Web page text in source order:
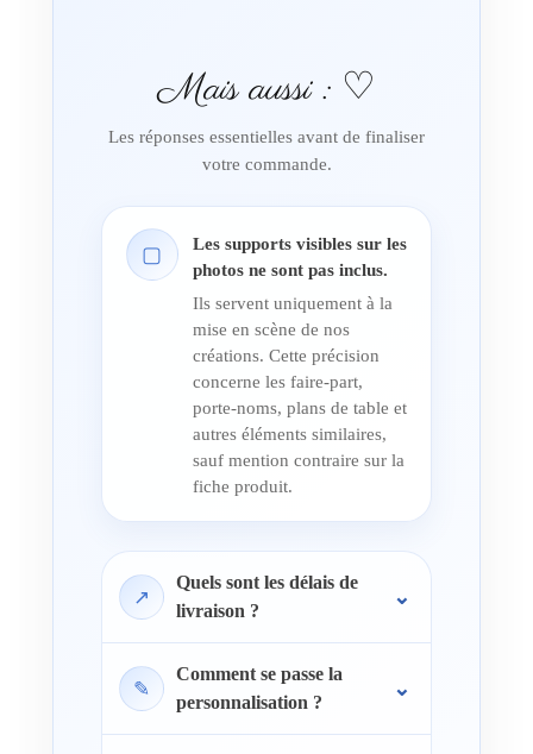
Mais aussi : ♡
Les réponses essentielles avant de finaliser
votre commande.
▢
Les supports visibles sur les
photos ne sont pas inclus.
Ils servent uniquement à la
mise en scène de nos
créations. Cette précision
concerne les faire-part,
porte-noms, plans de table et
autres éléments similaires,
sauf mention contraire sur la
fiche produit.
↗
Quels sont les délais de
livraison ?
✎
Comment se passe la
personnalisation ?